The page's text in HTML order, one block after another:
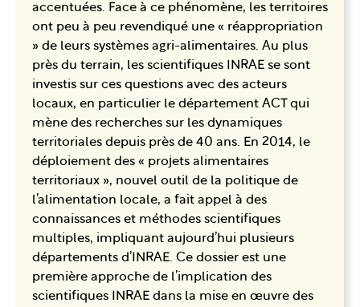
accentuées. Face à ce phénomène, les territoires
ont peu à peu revendiqué une « réappropriation
» de leurs systèmes agri-alimentaires. Au plus
près du terrain, les scientifiques INRAE se sont
investis sur ces questions avec des acteurs
locaux, en particulier le département ACT qui
mène des recherches sur les dynamiques
territoriales depuis près de 40 ans. En 2014, le
déploiement des « projets alimentaires
territoriaux », nouvel outil de la politique de
l’alimentation locale, a fait appel à des
connaissances et méthodes scientifiques
multiples, impliquant aujourd’hui plusieurs
départements d’INRAE. Ce dossier est une
première approche de l’implication des
scientifiques INRAE dans la mise en œuvre des